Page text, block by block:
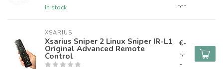
In stock -,--
XSARIUS
Xsarius Sniper 2 Linux Sniper IR-L1
Original Advanced Remote
Control
€-
-,-
-